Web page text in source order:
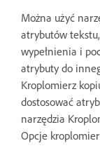
Można użyć
atrybutów
wypełnienia i
atrybuty do
Kroplomierz
dostosować
narzędzia
Opcje